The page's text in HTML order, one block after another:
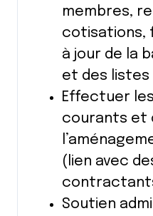
membres,
cotisations,
à jour de la
et des listes
Effectuer
courants et
(lien avec
Soutien